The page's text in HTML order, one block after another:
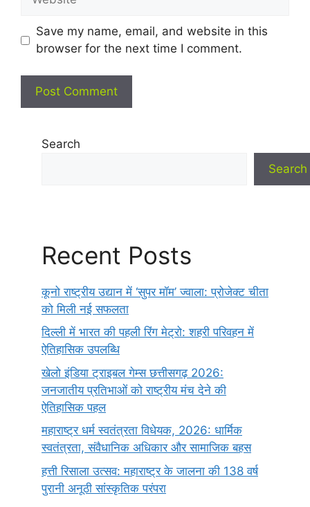
Save my name, email, and website in this
browser for the next time I comment.
Search
Search
Recent Posts
कूनो राष्ट्रीय उद्यान में ‘सुपर मॉम’ ज्वाला: प्रोजेक्ट चीता
को मिली नई सफलता
दिल्ली में भारत की पहली रिंग मेट्रो: शहरी परिवहन में
ऐतिहासिक उपलब्धि
खेलो इंडिया ट्राइबल गेम्स छत्तीसगढ़ 2026:
जनजातीय प्रतिभाओं को राष्ट्रीय मंच देने की
ऐतिहासिक पहल
महाराष्ट्र धर्म स्वतंत्रता विधेयक, 2026: धार्मिक
स्वतंत्रता, संवैधानिक अधिकार और सामाजिक बहस
हत्ती रिसाला उत्सव: महाराष्ट्र के जालना की 138 वर्ष
पुरानी अनूठी सांस्कृतिक परंपरा